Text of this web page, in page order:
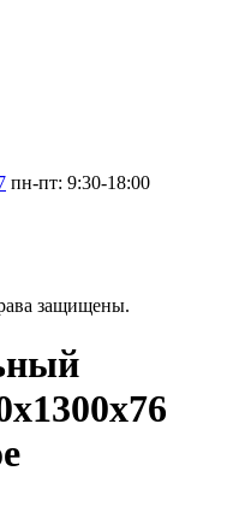
пн-пт: 9:30-18:00
защищены.